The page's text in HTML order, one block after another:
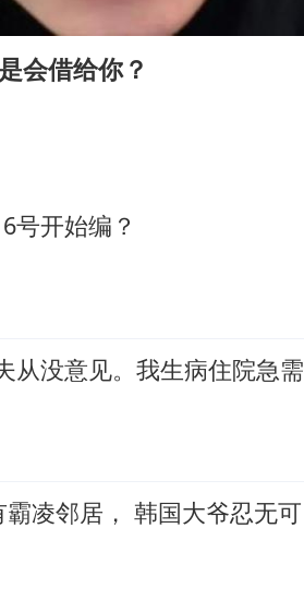
岛核爆81周年等答记者问
同意的电话营销”
淫集团主犯被通缉
会借给你？
号开始编？
从没意见。我生病住院急需
霸凌邻居， 韩国大爷忍无可